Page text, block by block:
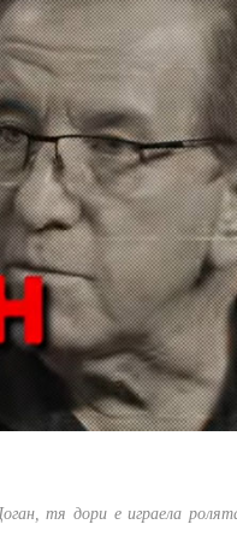
тя дори е играела